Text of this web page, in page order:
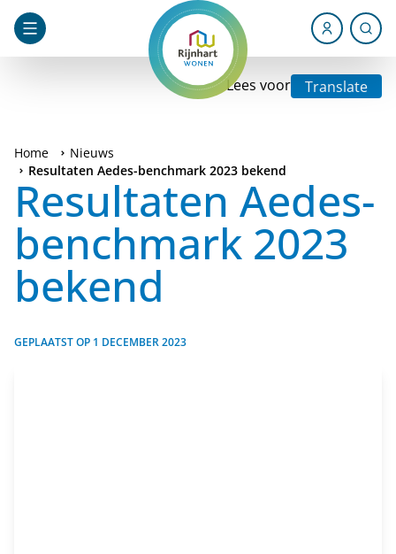
Lees voor Translate
Home
Nieuws
Resultaten Aedes-benchmark 2023 bekend
Resultaten Aedes-
benchmark 2023
bekend
GEPLAATST OP 1 DECEMBER 2023